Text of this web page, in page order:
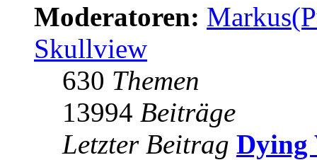
Moderatoren:
Skullview
630 Themen
13994 Beiträge
Letzter Beitrag Dying